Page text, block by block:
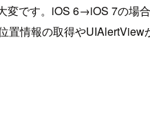
です。iOS 6→iOS 7の場
情報の取得や